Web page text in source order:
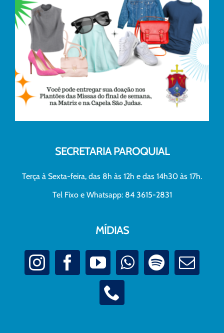
SECRETARIA PAROQUIAL
Terça à Sexta-feira, das 8h às 12h e das 14h30 às 17h.
Tel Fixo e Whatsapp: 84 3615-2831
MÍDIAS